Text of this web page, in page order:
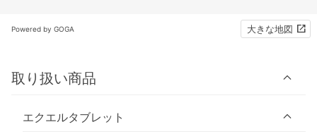
Powered by GOGA 大きな地図
取り扱い商品
エクエルタブレット